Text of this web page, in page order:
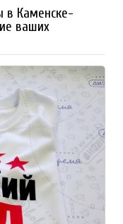
в Каменске-
ваших